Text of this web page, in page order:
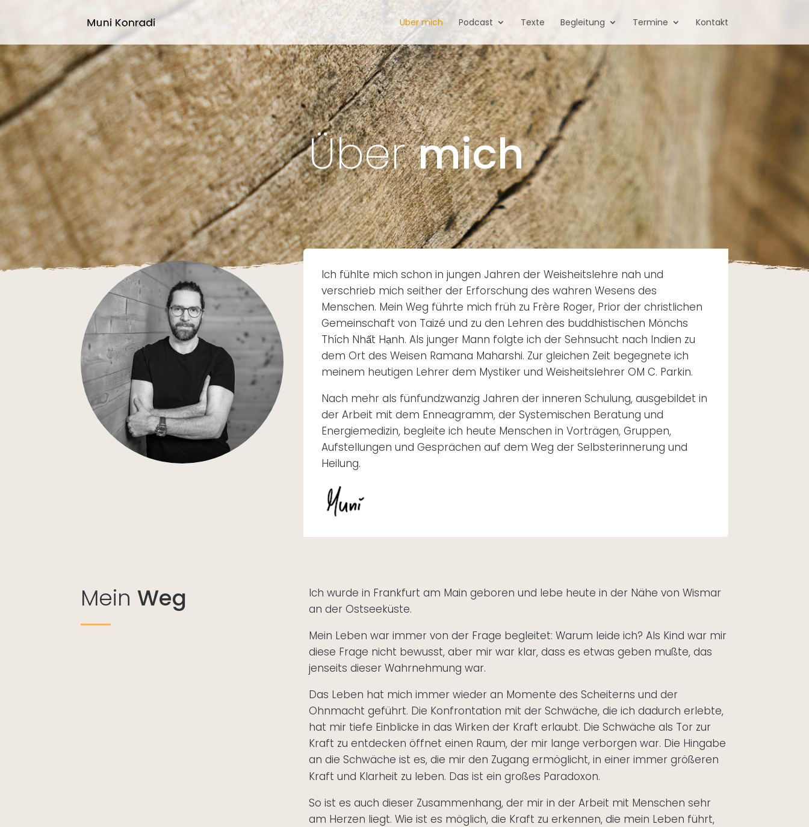
Über mich Podcast Texte Begleitung Termine Kontakt
Übermich
Ich fühlte mich schon in jungen Jahren der Weisheitslehre nah und
verschrieb mich seither der Erforschung des wahren Wesens des
Menschen. Mein Weg führte mich früh zu Frère Roger, Prior der christlichen
Gemeinschaft von Taizé und zu den Lehren des buddhistischen Mönchs
Thích Nhất Hạnh. Als junger Mann folgte ich der Sehnsucht nach Indien zu
dem Ort des Weisen Ramana Maharshi. Zur gleichen Zeit begegnete ich
meinem heutigen Lehrer dem Mystiker und Weisheitslehrer OM C. Parkin.
Nach mehr als fünfundzwanzig Jahren der inneren Schulung, ausgebildet in
der Arbeit mit dem Enneagramm, der Systemischen Beratung und
Energiemedizin, begleite ich heute Menschen in Vorträgen, Gruppen,
Aufstellungen und Gesprächen auf dem Weg der Selbsterinnerung und
Heilung.
MeinWeg
Ich wurde in Frankfurt am Main geboren und lebe heute in der Nähe von Wismar
an der Ostseeküste.
Mein Leben war immer von der Frage begleitet: Warum leide ich? Als Kind war mir
diese Frage nicht bewusst, aber mir war klar, dass es etwas geben mußte, das
jenseits dieser Wahrnehmung war.
Das Leben hat mich immer wieder an Momente des Scheiterns und der
Ohnmacht geführt. Die Konfrontation mit der Schwäche, die ich dadurch erlebte,
hat mir tiefe Einblicke in das Wirken der Kraft erlaubt. Die Schwäche als Tor zur
Kraft zu entdecken öffnet einen Raum, der mir lange verborgen war. Die Hingabe
an die Schwäche ist es, die mir den Zugang ermöglicht, in einer immer größeren
Kraft und Klarheit zu leben. Das ist ein großes Paradoxon.
So ist es auch dieser Zusammenhang, der mir in der Arbeit mit Menschen sehr
am Herzen liegt. Wie ist es möglich, die Kraft zu erkennen, die mein Leben führt,